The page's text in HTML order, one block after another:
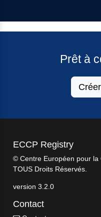
Prêt à
ECCP Registry
© Centre Européen pour la
TOUS Droits Réservés.
version 3.2.0
Contact